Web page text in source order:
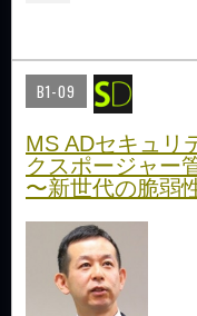
B1-09
MS ADセキュリ
クスポージャー
〜新世代の脆弱